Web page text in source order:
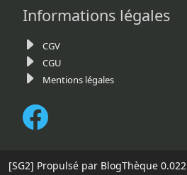
Informations légales
CGV
CGU
Mentions légales
[SG2] Propulsé par BlogThèque 0.022